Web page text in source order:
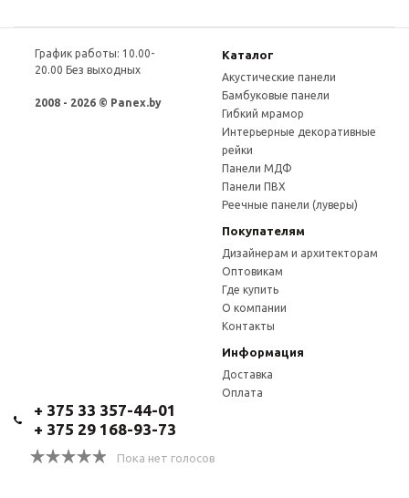
График работы: 10.00-
20.00 Без выходных
2008 - 2026 © Panex.by
Каталог
Акустические панели
Бамбуковые панели
Гибкий мрамор
Интерьерные декоративные
рейки
Панели МДФ
Панели ПВХ
Реечные панели (луверы)
Покупателям
Дизайнерам и архитекторам
Оптовикам
Где купить
О компании
Контакты
Информация
Доставка
Оплата
Пока нет голосов
+ 375 33 357-44-01
+ 375 29 168-93-73